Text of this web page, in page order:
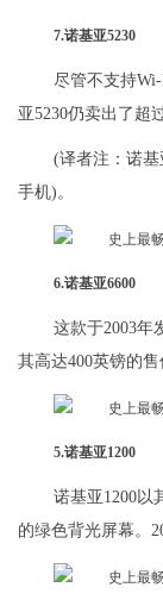
7.诺基亚5230
尽管不支持
亚5230仍卖出了超
(译者注：诺
手机)。
6.诺基亚6600
这款于2003年
其高达400英镑的
5.诺基亚1200
诺基亚1200
的绿色背光屏幕。